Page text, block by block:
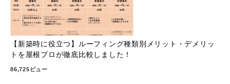
【新築時に役立つ】ルーフィング種類別メリット・デメリッ
トを屋根プロが徹底比較しました！
86,725ビュー